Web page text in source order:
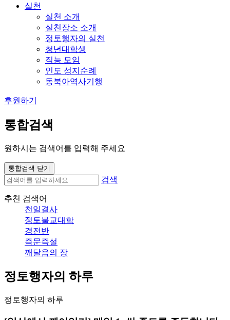
실천
실천 소개
실천장소 소개
정토행자의 실천
청년대학생
직능 모임
인도 성지순례
동북아역사기행
후원하기
통합검색
원하시는 검색어를 입력해 주세요
통합검색 닫기
검색
추천 검색어
천일결사
정토불교대학
경전반
즉문즉설
깨달음의 장
정토행자의 하루
정토행자의 하루